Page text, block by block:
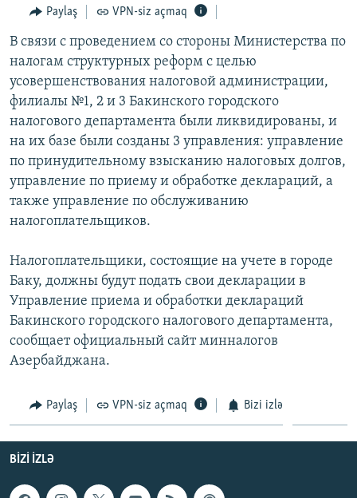
QANUNI DOĞRU
ARAŞDIRMA
MULTIMEDIA
VIDEO
FOTOQALEREYA
İNFOQRAFIKA
KARIKATURA
RADIO ARXIV
OXU ZALI
AZƏRBAYCAN ƏDƏBIYYATI KITABXANASI
İSLAM VƏ DEMOKRATIYA
İZ - MƏDƏNIYYƏT PROQRAMI
HAQQIMIZDA
MISSIYAMIZ
PEŞƏ ETIKASI VƏ JURNALISTIKA STANDARTLARIMIZ
MATERIALLARIMIZDAN ISTIFADƏ
XƏBƏR BÜLLETENLƏRIMIZ
BIZI IZLƏ
Paylaş VPN-siz açmaq
В связи с проведением со стороны Министерства по
налогам структурных реформ с целью
усовершенствования налоговой администрации,
филиалы №1, 2 и 3 Бакинского городского
налогового департамента были ликвидированы, и
на их базе были созданы 3 управления: управление
по принудительному взысканию налоговых долгов,
управление по приему и обработке деклараций, а
также управление по обслуживанию
налогоплательщиков.
Налогоплательщики, состоящие на учете в городе
Баку, должны будут подать свои декларации в
Управление приема и обработки деклараций
Бакинского городского налогового департамента,
сообщает официальный сайт минналогов
Азербайджана.
Paylaş VPN-siz açmaq Bizi izlə
BIZI IZLƏ